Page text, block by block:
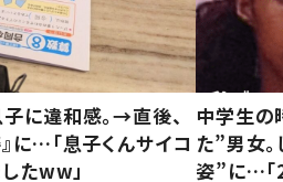
に違和感。→直後、
に…「息子くんサイコ
たww」
中学生の
た”男女
姿”に…「